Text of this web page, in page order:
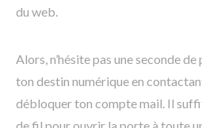
du web.
Alors, n’hésite pas une seconde
ton destin numérique en
débloquer ton compte mail. Il
de fil pour ouvrir la porte à toute